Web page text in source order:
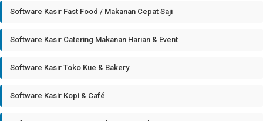
Software Kasir Fast Food / Makanan Cepat Saji
Software Kasir Catering Makanan Harian & Event
Software Kasir Toko Kue & Bakery
Software Kasir Kopi & Café